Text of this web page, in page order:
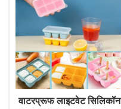
वाटरप्रूफ लाइटवेट सिलिकॉन